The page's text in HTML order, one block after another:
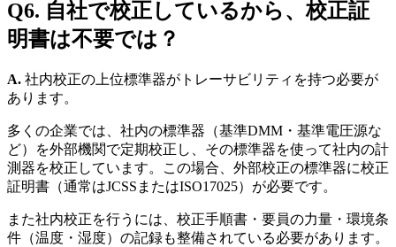
Q6. 自社で校正しているから、校正証
明書は不要では？
A. 社内校正の上位標準器がトレーサビリティを持つ必要が
あります。
多くの企業では、社内の標準器（基準DMM・基準電圧源な
ど）を外部機関で定期校正し、その標準器を使って社内の計
測器を校正しています。この場合、外部校正の標準器に校正
証明書（通常はJCSSまたはISO17025）が必要です。
また社内校正を行うには、校正手順書・要員の力量・環境条
件（温度・湿度）の記録も整備されている必要があります。